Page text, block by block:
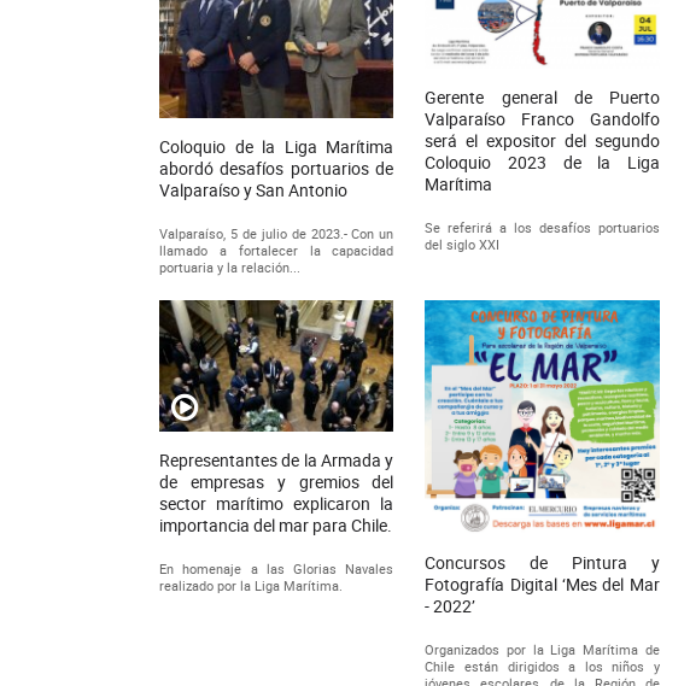
Coloquio de la Liga Marítima
abordó desafíos portuarios de
Valparaíso y San Antonio
Valparaíso, 5 de julio de 2023.- Con un
llamado a fortalecer la capacidad
portuaria y la relación...
Gerente general de Puerto
Valparaíso Franco Gandolfo
será el expositor del segundo
Coloquio 2023 de la Liga
Marítima
Se referirá a los desafíos portuarios
del siglo XXI
Representantes de la Armada y
de empresas y gremios del
sector marítimo explicaron la
importancia del mar para Chile.
En homenaje a las Glorias Navales
realizado por la Liga Marítima.
Concursos de Pintura y
Fotografía Digital ‘Mes del Mar
- 2022’
Organizados por la Liga Marítima de
Chile están dirigidos a los niños y